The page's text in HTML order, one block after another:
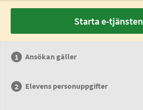
Starta e-tjänsten
Ansökan gäller
Elevens personuppgifter